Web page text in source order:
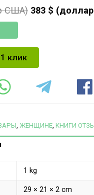
США) 383 $
клик
ЖЕНЩИНЕ КНИГИ
1 kg
29 × 21 × 2 cm